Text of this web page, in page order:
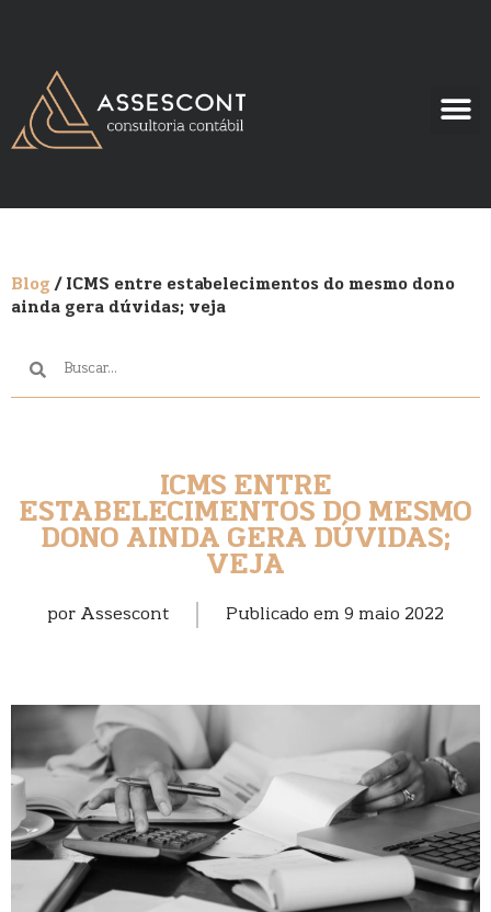
Blog/ ICMS entre estabelecimentos do mesmo dono
ainda gera dúvidas; veja
ICMS ENTRE
ESTABELECIMENTOS DO MESMO
DONO AINDA GERA DÚVIDAS;
VEJA
por Assescont Publicado em 9 maio 2022